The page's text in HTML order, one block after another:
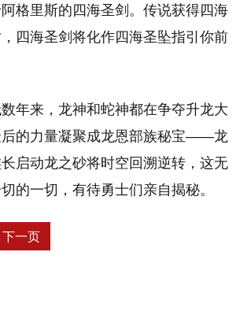
格里斯的四海圣剑。传说获得四海
四海圣剑将化作四海圣坠指引你前
年来，龙神和蛇神都在争夺升龙大
后的力量凝聚成龙恩部族秘宝——龙
启动龙之砂将时空回溯逆转，这无
的一切，有待勇士们亲自揭秘。
下一页